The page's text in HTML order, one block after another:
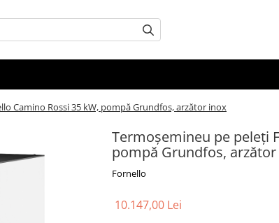
Camino Rossi 35 kW, pompă Grundfos, arzător inox
Termoșemineu pe peleți
pompă Grundfos,
Fornello
10.147,00 Lei